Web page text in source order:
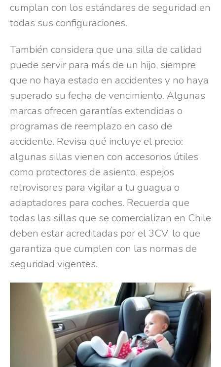
cumplan con los estándares de seguridad en
todas sus configuraciones.
También considera que una silla de calidad
puede servir para más de un hijo, siempre
que no haya estado en accidentes y no haya
superado su fecha de vencimiento. Algunas
marcas ofrecen garantías extendidas o
programas de reemplazo en caso de
accidente. Revisa qué incluye el precio:
algunas sillas vienen con accesorios útiles
como protectores de asiento, espejos
retrovisores para vigilar a tu guagua o
adaptadores para coches. Recuerda que
todas las sillas que se comercializan en Chile
deben estar acreditadas por el 3CV, lo que
garantiza que cumplen con las normas de
seguridad vigentes.